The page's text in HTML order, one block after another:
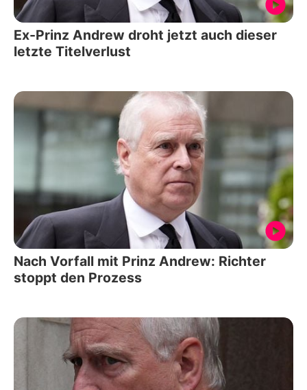
Ex-Prinz Andrew droht jetzt auch dieser
letzte Titelverlust
Nach Vorfall mit Prinz Andrew: Richter
stoppt den Prozess